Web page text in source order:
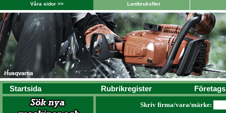
Våra sidor >> LantbruksNet
Startsida Rubrikregister
Skriv firma/vara/märke: